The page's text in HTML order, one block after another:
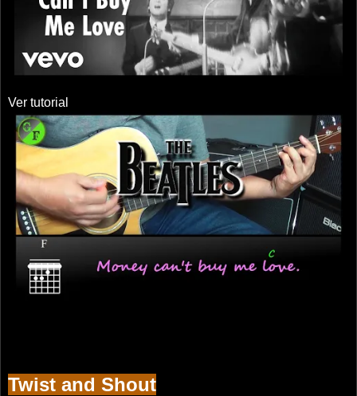
Ver tutorial
Twist and Shout